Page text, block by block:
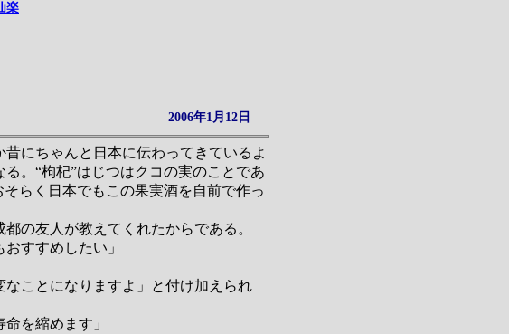
楽
2006年1月12日
にちゃんと日本に伝わってきているよ
。“枸杞”はじつはクコの実のことであ
らく日本でもこの果実酒を自前で作っ
の友人が教えてくれたからである。
すすめしたい」
なことになりますよ」と付け加えられ
を縮めます」